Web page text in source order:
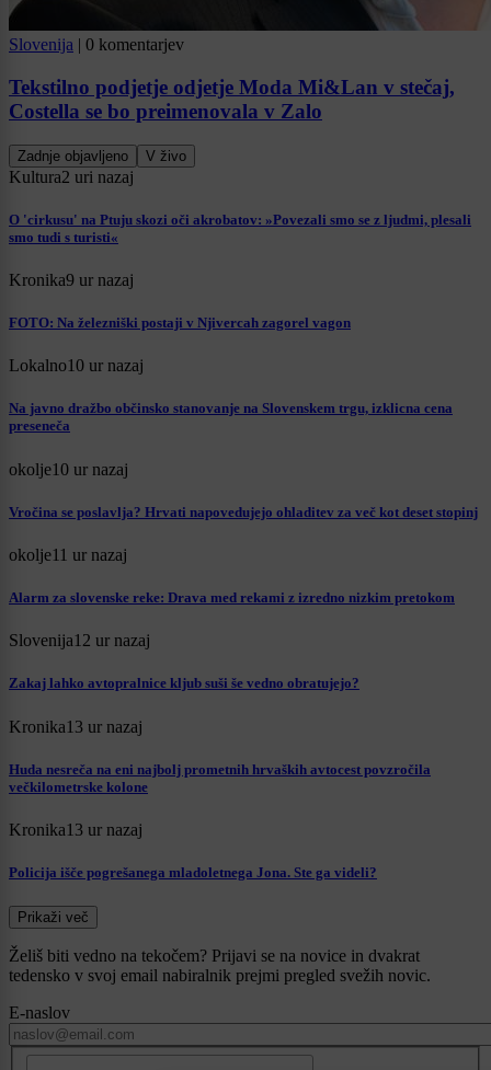
Slovenija | 0 komentarjev
Tekstilno podjetje odjetje Moda Mi&Lan v stečaj,
Costella se bo preimenovala v Zalo
Zadnje objavljeno V živo
Kultura2 uri nazaj
O 'cirkusu' na Ptuju skozi oči akrobatov: »Povezali smo se z ljudmi, plesali
smo tudi s turisti«
Kronika9 ur nazaj
FOTO: Na železniški postaji v Njivercah zagorel vagon
Lokalno10 ur nazaj
Na javno dražbo občinsko stanovanje na Slovenskem trgu, izklicna cena
preseneča
okolje10 ur nazaj
Vročina se poslavlja? Hrvati napovedujejo ohladitev za več kot deset stopinj
okolje11 ur nazaj
Alarm za slovenske reke: Drava med rekami z izredno nizkim pretokom
Slovenija12 ur nazaj
Zakaj lahko avtopralnice kljub suši še vedno obratujejo?
Kronika13 ur nazaj
Huda nesreča na eni najbolj prometnih hrvaških avtocest povzročila
večkilometrske kolone
Kronika13 ur nazaj
Policija išče pogrešanega mladoletnega Jona. Ste ga videli?
Prikaži več
Želiš biti vedno na tekočem? Prijavi se na novice in dvakrat
tedensko v svoj email nabiralnik prejmi pregled svežih novic.
E-naslov